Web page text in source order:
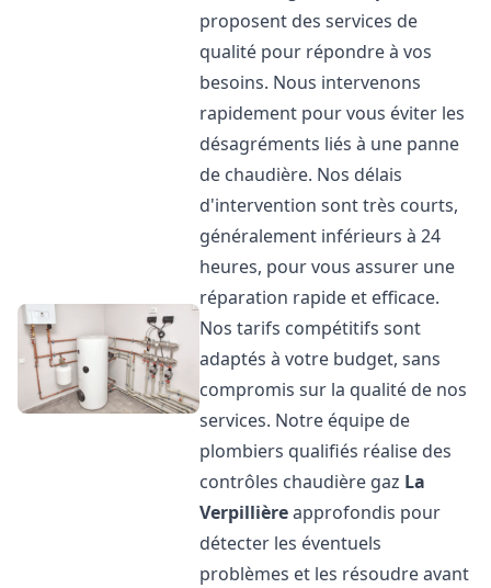
proposent des services de
qualité pour répondre à vos
besoins. Nous intervenons
rapidement pour vous éviter les
désagréments liés à une panne
de chaudière. Nos délais
d'intervention sont très courts,
généralement inférieurs à 24
heures, pour vous assurer une
réparation rapide et efficace.
Nos tarifs compétitifs sont
adaptés à votre budget, sans
compromis sur la qualité de nos
services. Notre équipe de
plombiers qualifiés réalise des
contrôles chaudière gaz La
Verpillièreapprofondis pour
détecter les éventuels
problèmes et les résoudre avant